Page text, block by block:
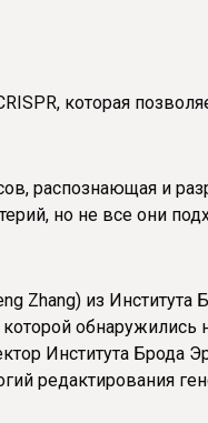
которая
распознающая и
но не все они
Zhang) из Института
Института Брода
редактирования